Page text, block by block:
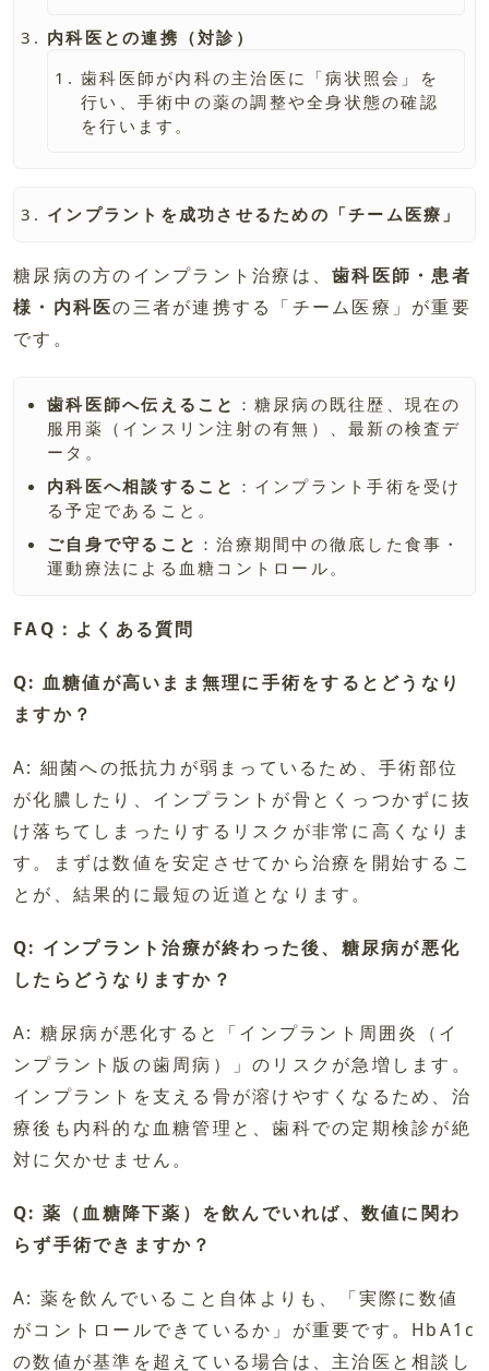
内科医との連携（対診）
歯科医師が内科の主治医に「病状照会」を
行い、手術中の薬の調整や全身状態の確認
を行います。
インプラントを成功させるための「チーム医療」
糖尿病の方のインプラント治療は、 歯科医師・患者
様・内科医の三者が連携する「チーム医療」が重要
です。
歯科医師へ伝えること ：糖尿病の既往歴、現在の
服用薬（インスリン注射の有無）、最新の検査デ
ータ。
内科医へ相談すること ：インプラント手術を受け
る予定であること。
ご自身で守ること ：治療期間中の徹底した食事・
運動療法による血糖コントロール。
FAQ：よくある質問
Q: 血糖値が高いまま無理に手術をするとどうなり
ますか？
A: 細菌への抵抗力が弱まっているため、手術部位
が化膿したり、インプラントが骨とくっつかずに抜
け落ちてしまったりするリスクが非常に高くなりま
す。まずは数値を安定させてから治療を開始するこ
とが、結果的に最短の近道となります。
Q: インプラント治療が終わった後、糖尿病が悪化
したらどうなりますか？
A: 糖尿病が悪化すると「インプラント周囲炎（イ
ンプラント版の歯周病）」のリスクが急増します。
インプラントを支える骨が溶けやすくなるため、治
療後も内科的な血糖管理と、歯科での定期検診が絶
対に欠かせません。
Q: 薬（血糖降下薬）を飲んでいれば、数値に関わ
らず手術できますか？
A: 薬を飲んでいること自体よりも、「実際に数値
がコントロールできているか」が重要です。HbA1c
の数値が基準を超えている場合は、主治医と相談し